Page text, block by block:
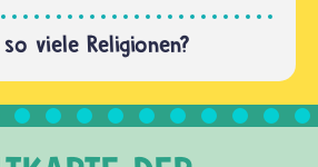
viele Religionen?